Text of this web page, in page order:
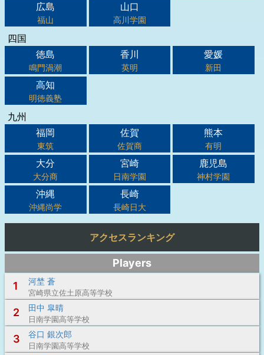
広島
福山
山口
高川学園
四国
徳島
鳴門渦潮
香川
英明
愛媛
新田
高知
明徳義塾
九州
福岡
東筑
佐賀
佐賀商
熊本
有明
大分
大分商
宮崎
日南学園
鹿児島
神村学園
沖縄
沖縄尚学
長崎
長崎日大
アクセスランキング
Players
1
河埜 蒼
宮崎県立佐土原高等学校
2 田中 皐晴
日南学園高等学校
3 谷口 銀次郎
日南学園高等学校